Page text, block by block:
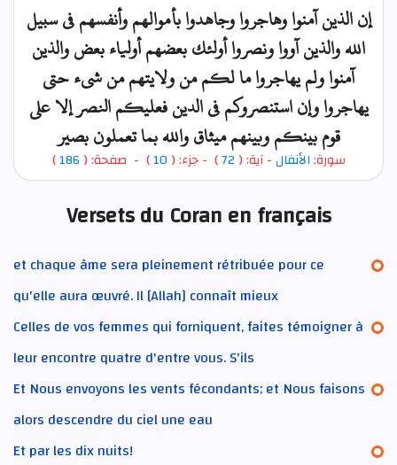
إن الذين آمنوا وهاجروا وجاهدوا بأموالهم وأنفسهم في سبيل
الله والذين آووا ونصروا أولئك بعضهم أولياء بعض والذين
آمنوا ولم يهاجروا ما لكم من ولايتهم من شيء حتى
يهاجروا وإن استنصروكم في الدين فعليكم النصر إلا على
قوم بينكم وبينهم ميثاق والله بما تعملون بصير
سورة:الأنفال- آية: ( 72
) - جزء: (10) - صفحة: (186
)
Versets du Coran en français
et chaque âme sera pleinement rétribuée pour ce
qu'elle aura œuvré. Il [Allah] connaît mieux
Celles de vos femmes qui forniquent, faites témoigner à
leur encontre quatre d'entre vous. S'ils
Et Nous envoyons les vents fécondants; et Nous faisons
alors descendre du ciel une eau
Et par les dix nuits!